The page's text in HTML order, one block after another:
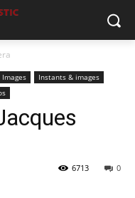
Images
Instants & images
0
6713